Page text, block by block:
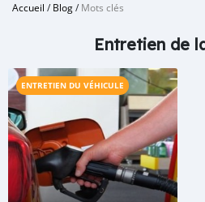
Accueil /Blog/Mots clés
Entretien de
ENTRETIEN DU VÉHICULE